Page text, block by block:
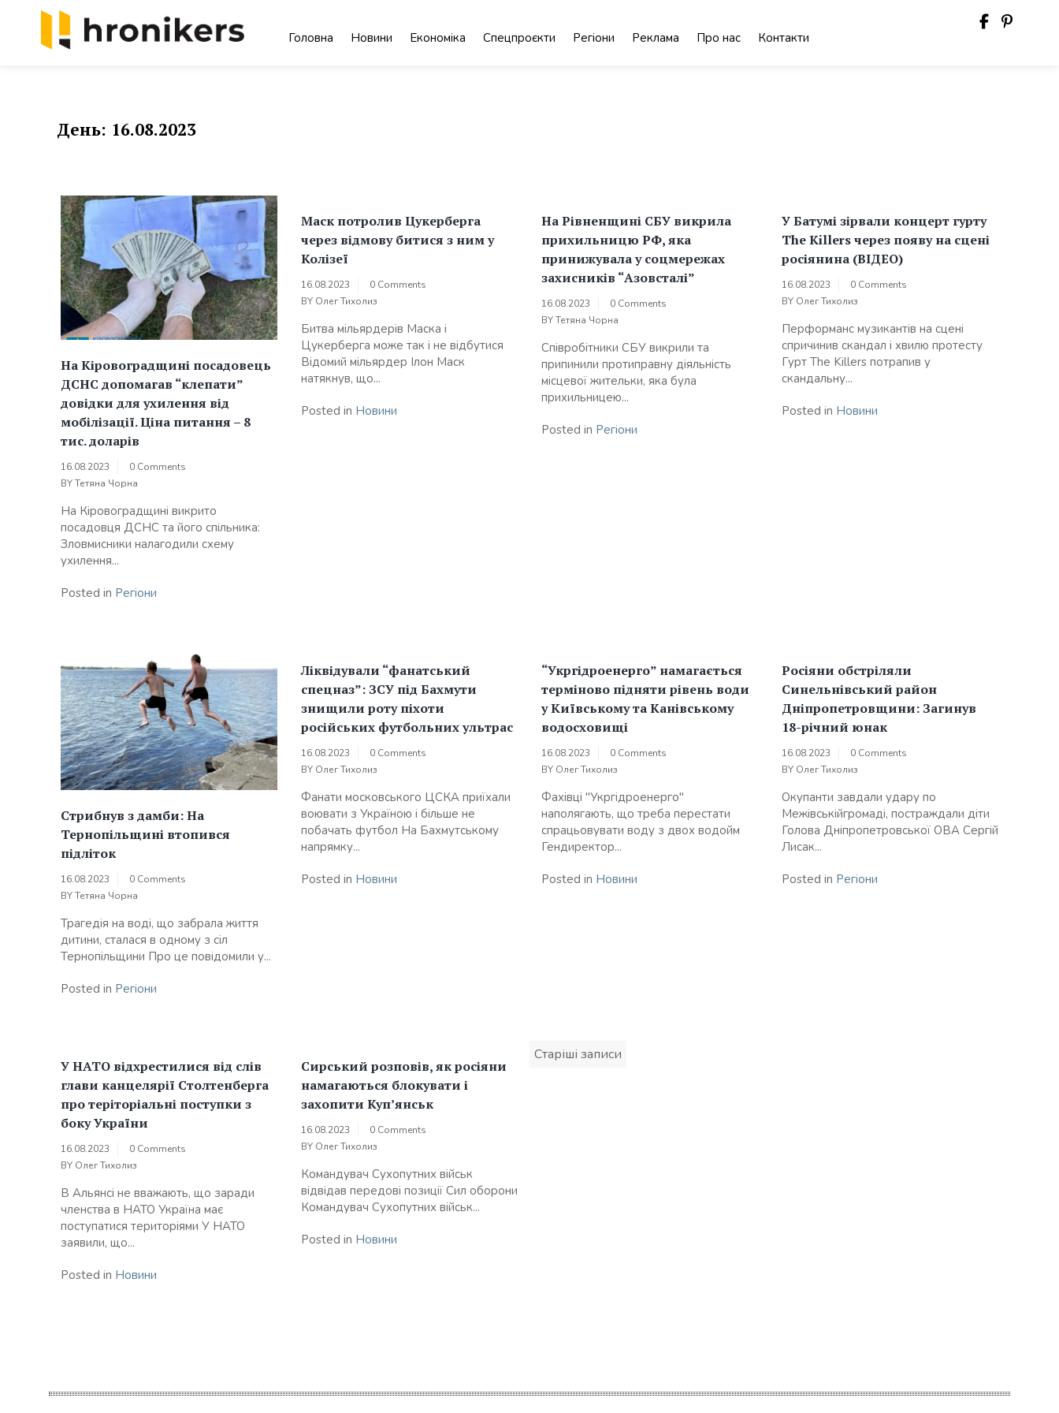
Головна Новини Економіка Спецпроєкти Регіони Реклама Про нас Контакти
День: 16.08.2023
На Кіровоградщині посадовець
ДСНС допомагав “клепати”
довідки для ухилення від
мобілізації. Ціна питання – 8
тис. доларів
16.08.2023
0 Comments
BYТетяна Чорна
На Кіровоградщині викрито
посадовця ДСНС та його спільника:
Зловмисники налагодили схему
ухилення...
Posted in Регіони
Маск потролив Цукерберга
через відмову битися з ним у
Колізеї
16.08.2023
0 Comments
BY Олег Тихолиз
Битва мільярдерів Маска і
Цукерберга може так і не відбутися
Відомий мільярдер Ілон Маск
натякнув, що...
Posted in Новини
На Рівненщині СБУ викрила
прихильницю РФ, яка
принижувала у соцмережах
захисників “Азовсталі”
16.08.2023
0 Comments
BYТетяна Чорна
Співробітники СБУ викрили та
припинили протиправну діяльність
місцевої жительки, яка була
прихильницею...
Posted in Регіони
У Батумі зірвали концерт гурту
The Killers через появу на сцені
росіянина (ВІДЕО)
16.08.2023
0 Comments
BY Олег Тихолиз
Перформанс музикантів на сцені
спричинив скандал і хвилю протесту
Гурт The Killers потрапив у
скандальну...
Posted in Новини
Стрибнув з дамби: На
Тернопільщині втопився
підліток
16.08.2023
0 Comments
BYТетяна Чорна
Трагедія на воді, що забрала життя
дитини, сталася в одному з сіл
Тернопільщини Про це повідомили у...
Posted in Регіони
Ліквідували “фанатський
спецназ”: ЗСУ під Бахмути
знищили роту піхоти
російських футбольних ультрас
16.08.2023
0 Comments
BY Олег Тихолиз
Фанати московського ЦСКА приїхали
воювати з Україною і більше не
побачать футбол На Бахмутському
напрямку...
Posted in Новини
“Укргідроенерго” намагається
терміново підняти рівень води
у Київському та Канівському
водосховищі
16.08.2023
0 Comments
BY Олег Тихолиз
Фахівці "Укргідроенерго"
наполягають, що треба перестати
спрацьовувати воду з двох водойм
Гендиректор...
Posted in Новини
Росіяни обстріляли
Синельнівський район
Дніпропетровщини: Загинув
18-річний юнак
16.08.2023
0 Comments
BY Олег Тихолиз
Окупанти завдали удару по
Межівськійгромаді, постраждали діти
Голова Дніпропетровської ОВА Сергій
Лисак...
Posted in Регіони
У НАТО відхрестилися від слів
глави канцелярії Столтенберга
про теріторіальні поступки з
боку України
16.08.2023
0 Comments
BY Олег Тихолиз
В Альянсі не вважають, що заради
членства в НАТО Україна має
поступатися територіями У НАТО
заявили, що...
Posted in Новини
Сирський розповів, як росіяни
намагаються блокувати і
захопити Куп’янськ
16.08.2023
0 Comments
BY Олег Тихолиз
Командувач Сухопутних військ
відвідав передові позиції Сил оборони
Командувач Сухопутних військ...
Posted in Новини
Навігація
Старіші записи